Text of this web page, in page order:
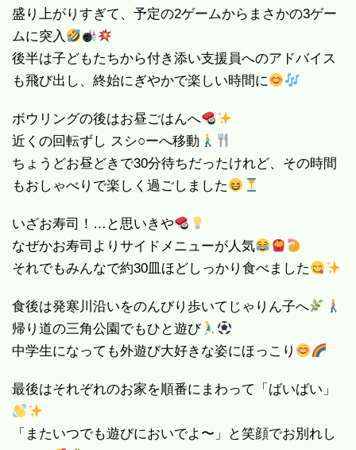
盛り上がりすぎて、予定の2ゲームからまさかの3ゲー
ムに突入
後半は子どもたちから付き添い支援員へのアドバイス
も飛び出し、終始にぎやかで楽しい時間に
ボウリングの後はお昼ごはんへ
近くの回転ずし スシ○ーへ移動
ちょうどお昼どきで30分待ちだったけれど、その時間
もおしゃべりで楽しく過ごしました
いざお寿司！…と思いきや
なぜかお寿司よりサイドメニューが人気
それでもみんなで約30皿ほどしっかり食べました
食後は発寒川沿いをのんびり歩いてじゃりん子へ
帰り道の三角公園でもひと遊び
中学生になっても外遊び大好きな姿にほっこり
最後はそれぞれのお家を順番にまわって「ばいばい」
「またいつでも遊びにおいでよ〜」と笑顔でお別れし